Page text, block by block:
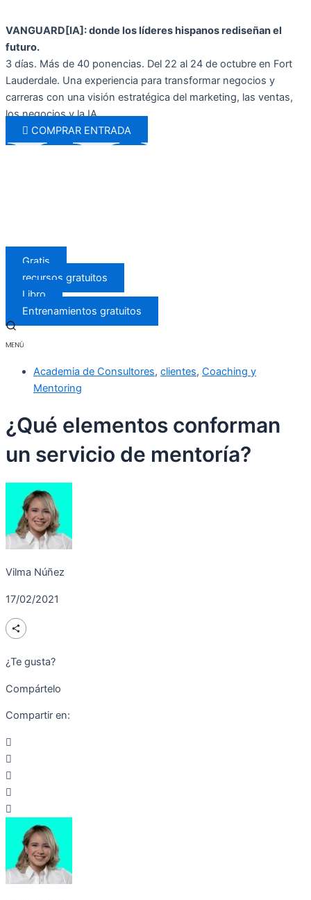
al
contenido
VANGUARD[IA]: donde los líderes hispanos rediseñan el
futuro.
3 días. Más de 40 ponencias. Del 22 al 24 de octubre en Fort
Lauderdale. Una experiencia para transformar negocios y
carreras con una visión estratégica del marketing, las ventas,
los negocios y la IA.
COMPRAR ENTRADA
Gratis
recursos gratuitos
Libro
Entrenamientos gratuitos
Academia de Consultores, clientes, Coaching y
Mentoring
¿Qué elementos conforman
un servicio de mentoría?
Vilma Núñez
17/02/2021
¿Te gusta?
Compártelo
Compartir en: